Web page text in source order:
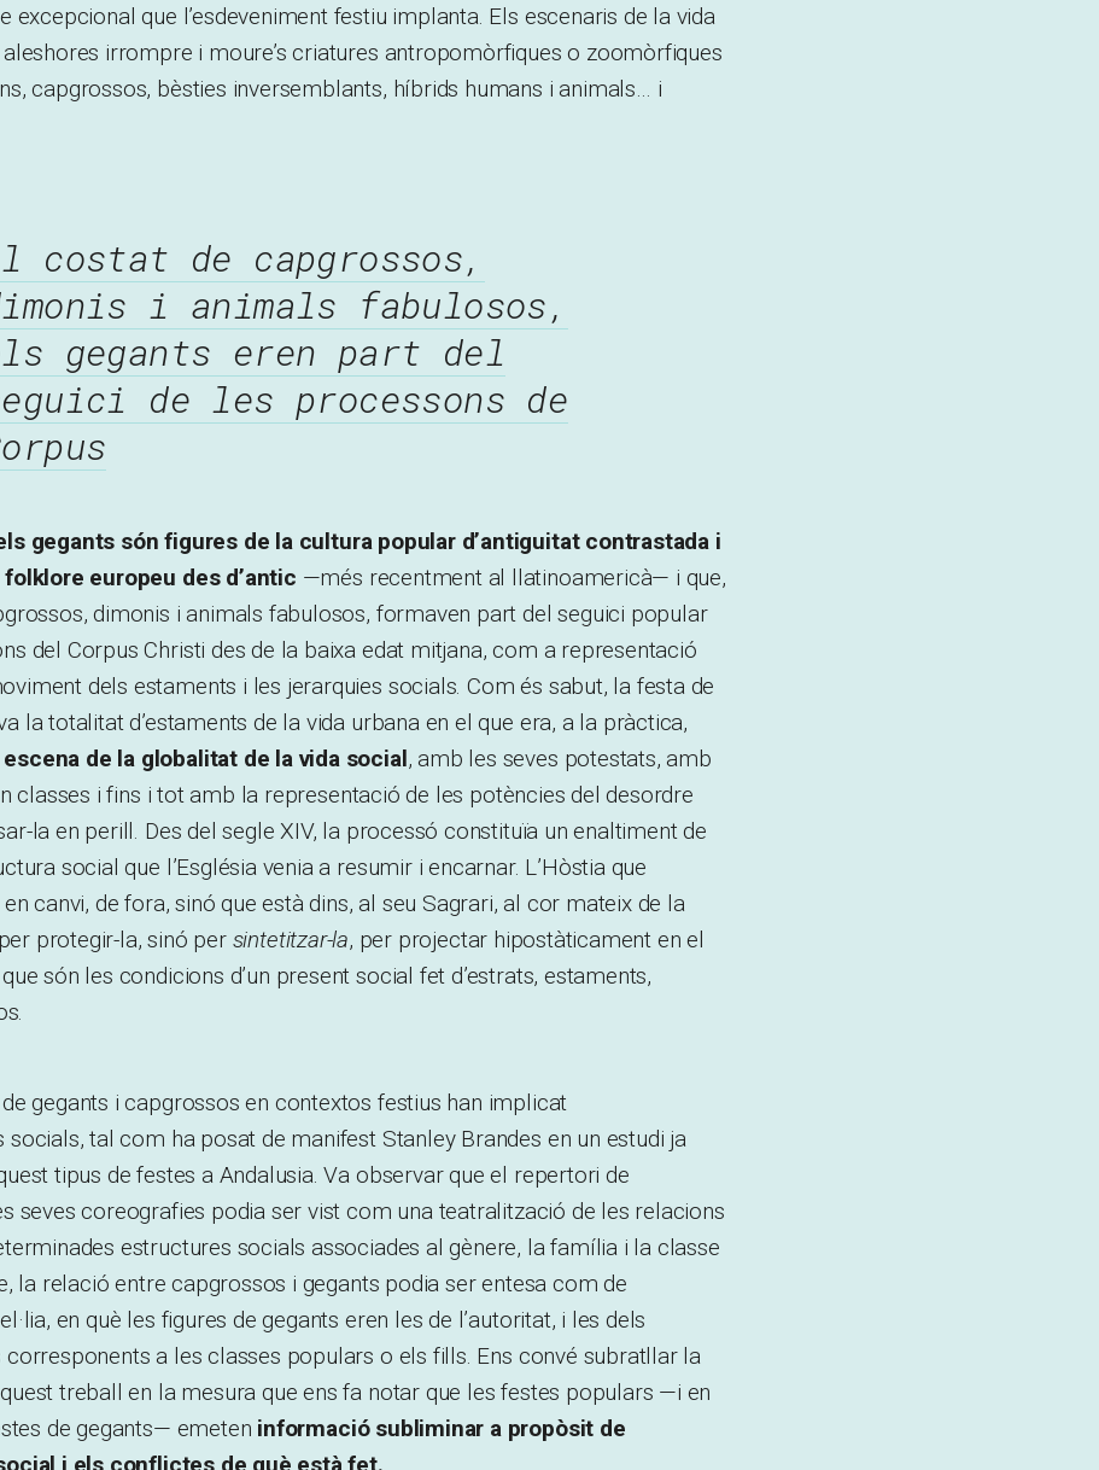
excepcional que l’esdeveniment festiu implanta. Els escenaris de la vida
irrompre i moure’s criatures antropomòrfiques o zoomòrfiques
capgrossos, bèsties inversemblants, híbrids humans i animals… i
costat de capgrossos,
i animals fabulosos,
gegants eren part del
de les processons de
gegants són figures de la cultura popular d’antiguitat contrastada i
europeu des d’antic —més recentment al llatinoamericà— i que,
dimonis i animals fabulosos, formaven part del seguici popular
del Corpus Christi des de la baixa edat mitjana, com a representació
dels estaments i les jerarquies socials. Com és sabut, la festa de
la totalitat d’estaments de la vida urbana en el que era, a la pràctica,
de la globalitat de la vida social, amb les seves potestats, amb
classes i fins i tot amb la representació de les potències del desordre
la en perill. Des del segle XIV, la processó constituïa un enaltiment de
social que l’Església venia a resumir i encarnar. L’Hòstia que
en canvi, de fora, sinó que està dins, al seu Sagrari, al cor mateix de la
protegir-la, sinó per sintetitzar-la, per projectar hipostàticament en el
són les condicions d’un present social fet d’estrats, estaments,
gegants i capgrossos en contextos festius han implicat
tal com ha posat de manifest Stanley Brandes en un estudi ja
tipus de festes a Andalusia. Va observar que el repertori de
seves coreografies podia ser vist com una teatralització de les relacions
estructures socials associades al gènere, la família i la classe
la relació entre capgrossos i gegants podia ser entesa com de
en què les figures de gegants eren les de l’autoritat, i les dels
a les classes populars o els fills. Ens convé subratllar la
treball en la mesura que ens fa notar que les festes populars —i en
de gegants— emeten informació subliminar a propòsit de
i els conflictes de què està fet.